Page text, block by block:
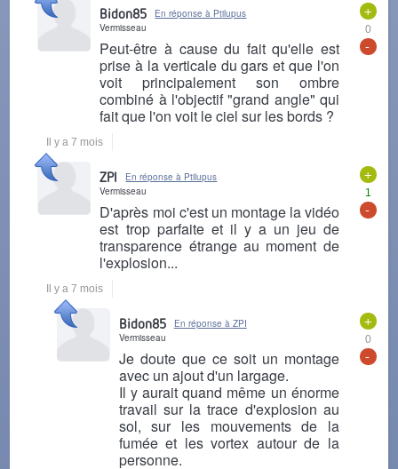
+
0
-
Bidon85
En réponse à Ptilupus
Vermisseau
Peut-être à cause du fait qu'elle est
prise à la verticale du gars et que l'on
voit principalement son ombre
combiné à l'objectif "grand angle" qui
fait que l'on voit le ciel sur les bords ?
Il y a 7 mois
+
1
-
ZPI
En réponse à Ptilupus
Vermisseau
D'après moi c'est un montage la vidéo
est trop parfaite et il y a un jeu de
transparence étrange au moment de
l'explosion...
Il y a 7 mois
+
0
-
Bidon85
En réponse à ZPI
Vermisseau
Je doute que ce soit un montage
avec un ajout d'un largage.
Il y aurait quand même un énorme
travail sur la trace d'explosion au
sol, sur les mouvements de la
fumée et les vortex autour de la
personne.